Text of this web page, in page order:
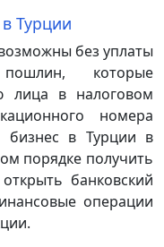
Турции
без уплаты
которые
лица в налоговом
номера
бизнес в Турции в
порядке получить
банковский
операции